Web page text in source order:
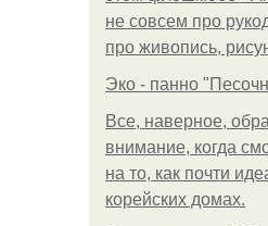
не совсем про
про живопись,
Эко - панно
Все, наверное,
внимание, когда
на то, как почти
корейских домах.